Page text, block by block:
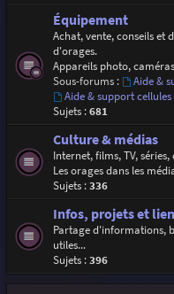
Équipement
Achat, vente, conseils et
d'orages.
Appareils photo,
Sous-forums :
Aide &
Aide & support cellules
Sujets :681
Culture & médias
Internet, films, TV,
Les orages dans les
Sujets :336
Infos, projets et
Partage d'informations,
utiles...
Sujets :396